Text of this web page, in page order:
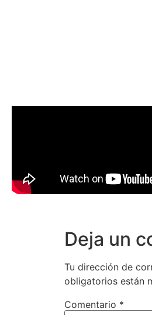
Deja un
Tu dirección de
obligatorios están
Comentario *